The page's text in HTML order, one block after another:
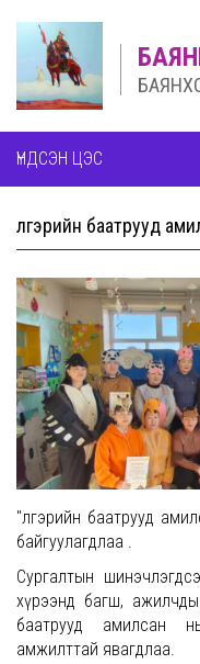
ҮНДСЭН ЦЭС
Үлгэрийн баатрууд
"Үлгэрийн баатрууд
байгуулагдлаа .
Сургалтын
хүрээнд багш,
баатрууд амилсан
амжилттай явагдлаа.